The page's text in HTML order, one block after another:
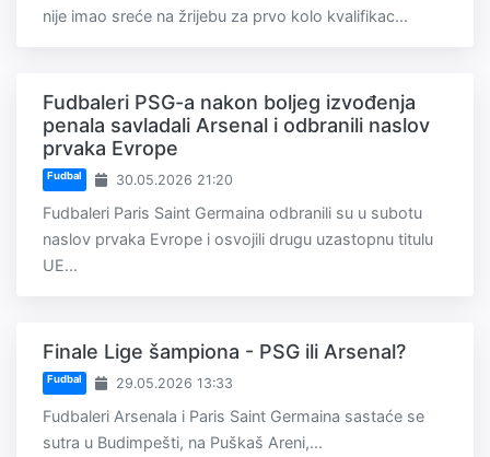
nije imao sreće na žrijebu za prvo kolo kvalifikac...
Fudbaleri PSG-a nakon boljeg izvođenja
penala savladali Arsenal i odbranili naslov
prvaka Evrope
Fudbal 30.05.2026 21:20
Fudbaleri Paris Saint Germaina odbranili su u subotu
naslov prvaka Evrope i osvojili drugu uzastopnu titulu
UE...
Finale Lige šampiona - PSG ili Arsenal?
Fudbal 29.05.2026 13:33
Fudbaleri Arsenala i Paris Saint Germaina sastaće se
sutra u Budimpešti, na Puškaš Areni,...